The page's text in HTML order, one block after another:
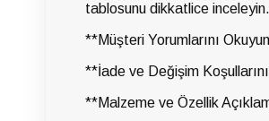
tablosunu dikkatlice inceleyin.
**Müşteri Yorumlarını
**İade ve Değişim
**Malzeme ve Özellik